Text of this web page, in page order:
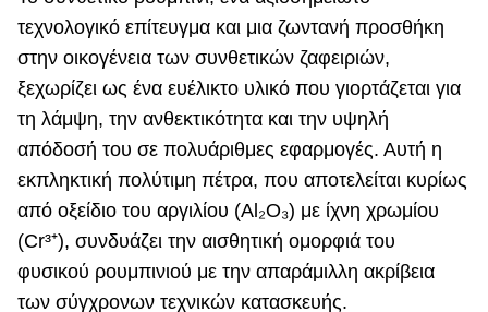
τεχνολογικό επίτευγμα και μια ζωντανή προσθήκη
στην οικογένεια των συνθετικών ζαφειριών,
ξεχωρίζει ως ένα ευέλικτο υλικό που γιορτάζεται για
τη λάμψη, την ανθεκτικότητα και την υψηλή
απόδοσή του σε πολυάριθμες εφαρμογές. Αυτή η
εκπληκτική πολύτιμη πέτρα, που αποτελείται κυρίως
από οξείδιο του αργιλίου (Al₂O₃) με ίχνη χρωμίου
(Cr³⁺), συνδυάζει την αισθητική ομορφιά του
φυσικού ρουμπινιού με την απαράμιλλη ακρίβεια
των σύγχρονων τεχνικών κατασκευής.